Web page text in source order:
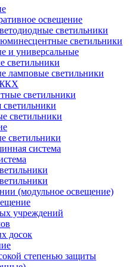
освещение
светильники
светильники
и универсальные
светильники
ламповые светильники
ЖКХ
светильники
светильники
светильники
система
(модульное освещение)
учреждений
досок
степенью защиты